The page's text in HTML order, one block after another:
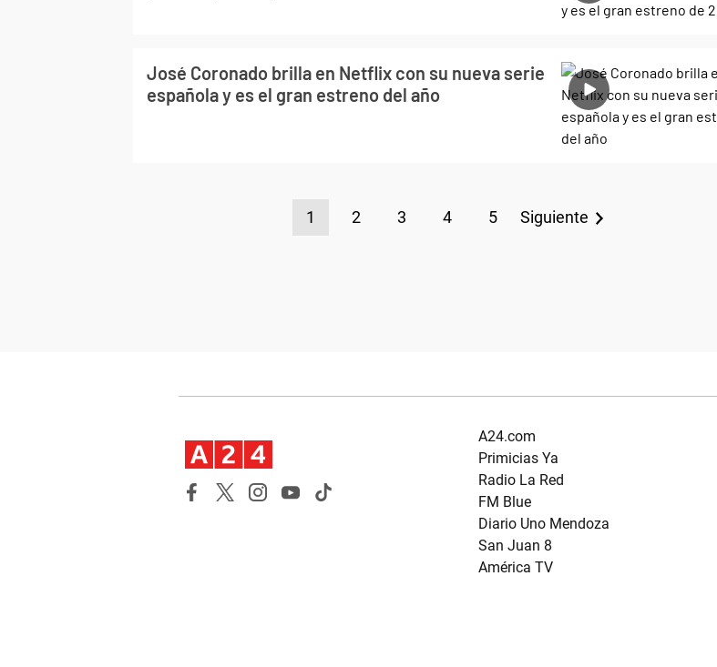
José Coronado brilla en Netflix con su nueva serie
española y es el gran estreno del año
1 2 3 4 5 Siguiente
A24.com
Primicias Ya
Radio La Red
FM Blue
Diario Uno Mendoza
San Juan 8
América TV